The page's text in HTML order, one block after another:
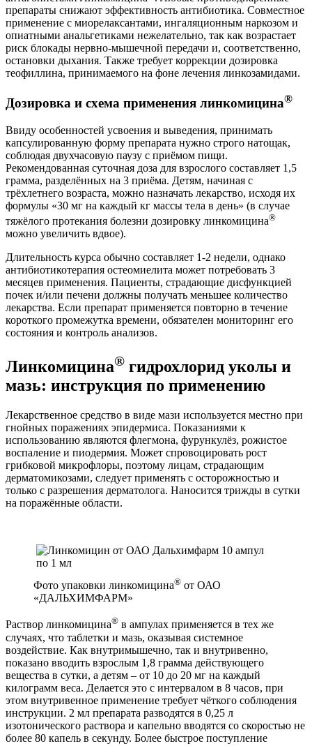
препараты снижают эффективность антибиотика. Совместное
применение с миорелаксантами, ингаляционным наркозом и
опиатными анальгетиками нежелательно, так как возрастает
риск блокады нервно-мышечной передачи и, соответственно,
остановки дыхания. Также требует коррекции дозировка
теофиллина, принимаемого на фоне лечения линкозамидами.
Дозировка и схема применения линкомицина®
Ввиду особенностей усвоения и выведения, принимать
капсулированную форму препарата нужно строго натощак,
соблюдая двухчасовую паузу с приёмом пищи.
Рекомендованная суточная доза для взрослого составляет 1,5
грамма, разделённых на 3 приёма. Детям, начиная с
трёхлетнего возраста, можно назначать лекарство, исходя их
формулы «30 мг на каждый кг массы тела в день» (в случае
тяжёлого протекания болезни дозировку линкомицина®
можно увеличить вдвое).
Длительность курса обычно составляет 1-2 недели, однако
антибиотикотерапия остеомиелита может потребовать 3
месяцев применения. Пациенты, страдающие дисфункцией
почек и/или печени должны получать меньшее количество
лекарства. Если препарат применяется повторно в течение
короткого промежутка времени, обязателен мониторинг его
состояния и контроль анализов.
Линкомицина® гидрохлорид уколы и
мазь: инструкция по применению
Лекарственное средство в виде мази используется местно при
гнойных поражениях эпидермиса. Показаниями к
использованию являются флегмона, фурункулёз, рожистое
воспаление и пиодермия. Может спровоцировать рост
грибковой микрофлоры, поэтому лицам, страдающим
дерматомикозами, следует применять с осторожностью и
только с разрешения дерматолога. Наносится трижды в сутки
на поражённые области.
Фото упаковки линкомицина® от ОАО
«ДАЛЬХИМФАРМ»
Раствор линкомицина® в ампулах применяется в тех же
случаях, что таблетки и мазь, оказывая системное
воздействие. Как внутримышечно, так и внутривенно,
показано вводить взрослым 1,8 грамма действующего
вещества в сутки, а детям – от 10 до 20 мг на каждый
килограмм веса. Делается это с интервалом в 8 часов, при
этом внутривенное применение требует чёткого соблюдения
инструкции. 2 мл препарата разводятся в 0,25 л
изотонического раствора и капельно вводятся со скоростью не
более 80 капель в секунду. Более быстрое поступление